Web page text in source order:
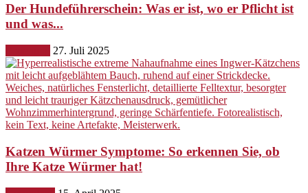
Der Hundeführerschein: Was er ist, wo er Pflicht ist
und was...
27. Juli 2025
Katzen Würmer Symptome: So erkennen Sie, ob
Ihre Katze Würmer hat!